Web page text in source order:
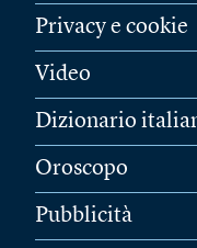
Privacy e cookie
Video
Dizionario
Oroscopo
Pubblicità